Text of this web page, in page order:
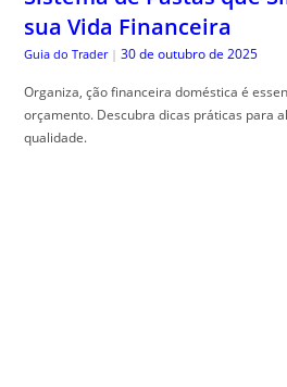
sua Vida Financeira
Guia do Trader | 30 de outubro de 2025
Organiza, ção financeira doméstica é
orçamento. Descubra dicas práticas para
qualidade.